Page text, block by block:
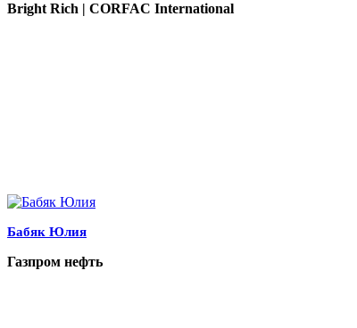
Bright Rich | CORFAC International
Бабяк Юлия
Газпром нефть